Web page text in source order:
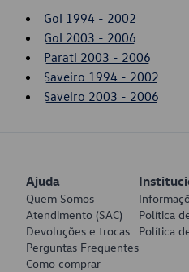
Gol 1994 - 2002
Gol 2003 - 2006
Parati 2003 - 2006
Saveiro 1994 - 2002
Saveiro 2003 - 2006
Ajuda
Quem Somos
Atendimento (SAC)
Devoluções e trocas
Perguntas Frequentes
Como comprar
Política
Política